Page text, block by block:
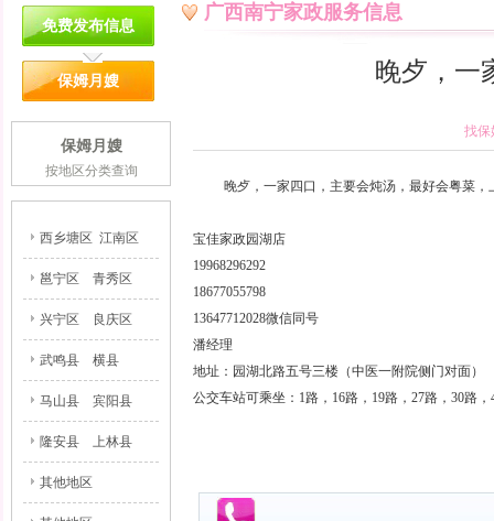
免费发布信息
保姆月嫂
保姆月嫂
按地区分类查询
西乡塘区 江南区
邕宁区 青秀区
兴宁区 良庆区
武鸣县 横县
马山县 宾阳县
隆安县 上林县
其他地区
广西南宁家政服务信息
晚歺，一
找保
晚歺，一家四口，主要会炖汤，最好会粤菜
宝佳家政园湖店
19968296292
18677055798
13647712028微信同号
潘经理
地址：园湖北路五号三楼（中医一附院侧门对面）
公交车站可乘坐：1路，16路，19路，27路，30路